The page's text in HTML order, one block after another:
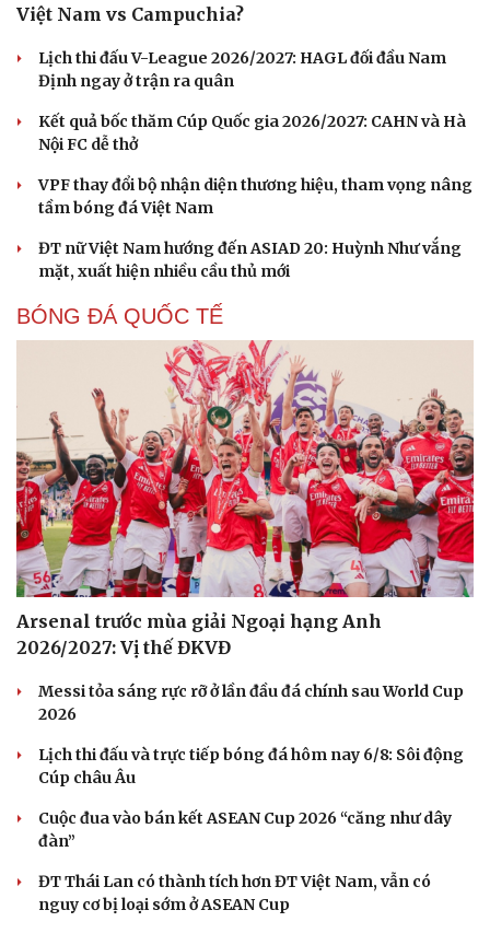
Việt Nam vs Campuchia?
Lịch thi đấu V-League 2026/2027: HAGL đối đầu Nam
Định ngay ở trận ra quân
Kết quả bốc thăm Cúp Quốc gia 2026/2027: CAHN và Hà
Nội FC dễ thở
VPF thay đổi bộ nhận diện thương hiệu, tham vọng nâng
tầm bóng đá Việt Nam
ĐT nữ Việt Nam hướng đến ASIAD 20: Huỳnh Như vắng
mặt, xuất hiện nhiều cầu thủ mới
BÓNG ĐÁ QUỐC TẾ
Arsenal trước mùa giải Ngoại hạng Anh
2026/2027: Vị thế ĐKVĐ
Messi tỏa sáng rực rỡ ở lần đầu đá chính sau World Cup
2026
Lịch thi đấu và trực tiếp bóng đá hôm nay 6/8: Sôi động
Cúp châu Âu
Cuộc đua vào bán kết ASEAN Cup 2026 “căng như dây
đàn”
ĐT Thái Lan có thành tích hơn ĐT Việt Nam, vẫn có
nguy cơ bị loại sớm ở ASEAN Cup